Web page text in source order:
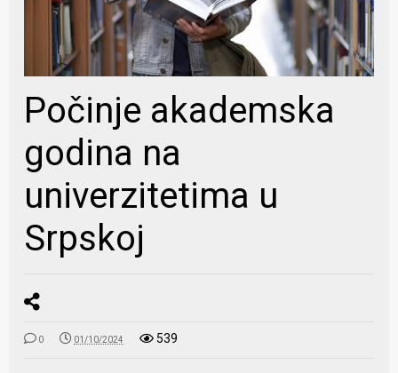
Počinje akademska
godina na
univerzitetima u
Srpskoj
0 01/10/2024 539